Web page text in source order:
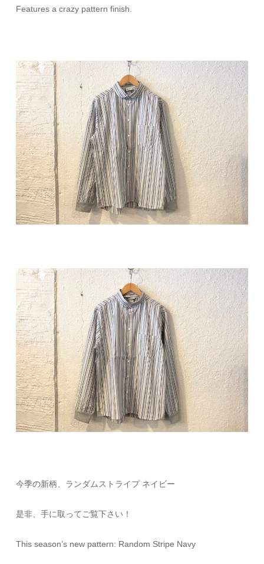
Features a crazy pattern finish.
今季の新柄、ランダムストライプ ネイビー
是非、手に取ってご覧下さい！
This season’s new pattern: Random Stripe Navy